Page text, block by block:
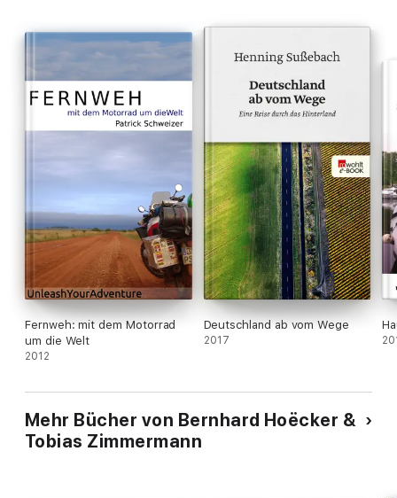
Fernweh: mit dem Motorrad
um die Welt
2012
Deutschland ab vom Wege
2017
Mehr Bücher von Bernhard Hoëcker &
Tobias Zimmermann